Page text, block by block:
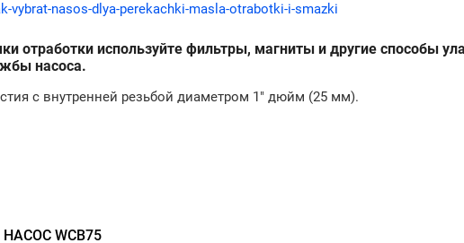
vybrat-nasos-dlya-perekachki-masla-otrabotki-i-smazki
отработки используйте фильтры, магниты и другие способы
насоса.
с внутренней резьбой диаметром 1" дюйм (25 мм).
WCB75